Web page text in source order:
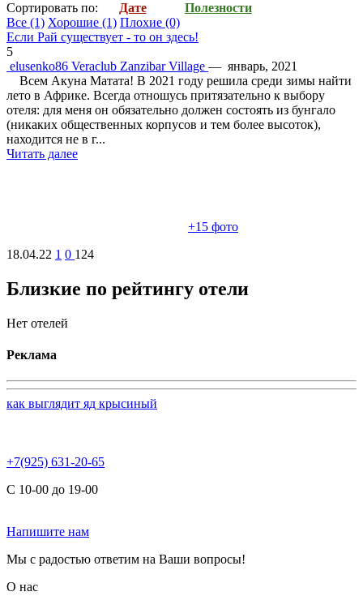
Cортировать по: Дате
Полезности
Все (1) Хорошие (1) Плохие (0)
Если Рай существует - то он здесь!
5
elusenko86 Veraclub Zanzibar Village — январь, 2021
Всем Акуна Матата! В 2021 году решила среди зимы найти
лето в Африке. Всегда отношусь притязательно к выбору
отеля: для меня он обязательно должен состоять из бунгало
(никаких общественных корпусов и тем более высоток),
находится не в г...
Читать далее
+15 фото
18.04.22 1 0 124
Близкие по рейтингу отели
Нет отелей
Реклама
как выглядит яд крысиный
+7(925) 631-20-65
С 10-00 до 19-00
Напишите нам
Мы с радостью ответим на Ваши вопросы!
О нас